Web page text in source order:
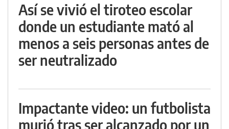
Así se vivió el tiroteo escolar
donde un estudiante mató al
menos a seis personas antes de
ser neutralizado
Impactante video: un futbolista
murió tras ser alcanzado por un